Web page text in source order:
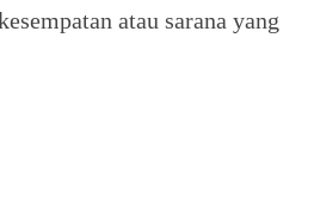
atau sarana yang